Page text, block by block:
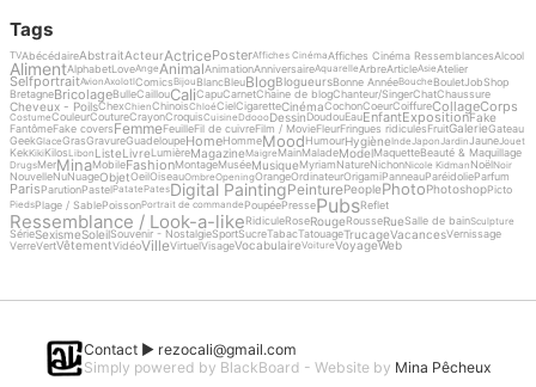
Tags
TVAbécédaireAbstraitActeurActricePosterAffiches CinémaAffiches Cinéma RessemblancesAlcool
AlimentAlphabetLoveAnge AnimalAnimationAnniversaireAquarelleArbreArticleAsieAtelier
SelfportraitAvionAxolotlComicsBijou BlancBleuBlogBlogueursBonne AnnéeBouche BouletJobShop
BretagneBricolageBulleCaillouCaliCapuCarnetChaine de blogChanteur/SingerChatChaussure
Cheveux - PoilsChexChienChinoisChloéCielCigaretteCinémaCochonCoeurCoiffureCollageCorps
CostumeCouleurCoutureCrayonCroquisCuisineDdoooDessinDoudouEauEnfantExpositionFake
FantômeFake coversFemmeFeuilleFil de cuivreFilm / MovieFleurFringues ridiculesFruitGalerieGateau
GeekGlaceGrasGravureGuadeloupeHomeHommeMoodHumourHygièneInde Japon JardinJaune Jouet
KekKikiKilosLibon ListeLivreLumièreMagazineMaigre MainMaladeModelMaquetteBeauté & Maquillage
DrugsMerMinaMobileFashionMontageMuséeMusiqueMyriamNatureNichonNicole Kidman Noël Noir
NouvelleNuNuageObjetOeilOiseauOmbreOpeningOrangeOrdinateurOrigamiPanneauParéidolieParfum
ParisParutionPastelPatatePatesDigital PaintingPeinturePeoplePhotoPhotoshopPicto
PiedsPlage / SablePoissonPortrait de commande PoupéePressePubsReflet
Ressemblance / Look-a-likeRidiculeRoseRougeRousseRueSalle de bainSculpture
SérieSexismeSoleilSouvenir - NostalgieSportSucreTabacTatouageTrucageVacancesVernissage
VerreVertVêtementVidéoVilleVirtuelVisageVocabulaireVoitureVoyageWeb
Contact ► rezocali@gmail.com
Simply powered by BlackBoard - Website by Mina Pêcheux